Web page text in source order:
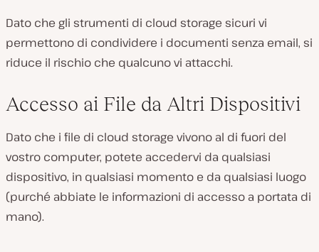
Dato che gli strumenti di cloud storage sicuri vi
permettono di condividere i documenti senza email, si
riduce il rischio che qualcuno vi attacchi.
Accesso ai File da Altri Dispositivi
Dato che i file di cloud storage vivono al di fuori del
vostro computer, potete accedervi da qualsiasi
dispositivo, in qualsiasi momento e da qualsiasi luogo
(purché abbiate le informazioni di accesso a portata di
mano).